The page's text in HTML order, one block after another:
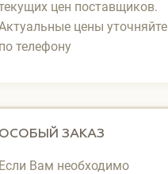
цен поставщиков.
цены уточняйте
по телефону
ОСОБЫЙ ЗАКАЗ
Если Вам необходимо